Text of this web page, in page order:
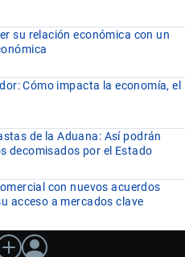
su relación económica con un
Cómo impacta la economía, el
de la Aduana: Así podrán
decomisados por el Estado
con nuevos acuerdos
acceso a mercados clave